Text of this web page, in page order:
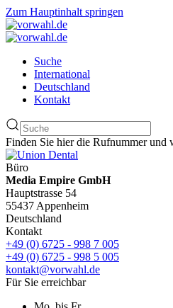
Zum Hauptinhalt springen
Suche
International
Deutschland
Kontakt
Finden Sie hier die Rufnummer und
Büro
Media Empire GmbH
Hauptstrasse 54
55437 Appenheim
Deutschland
Kontakt
+49 (0) 6725 - 998 7 005
+49 (0) 6725 - 998 5 005
kontakt@vorwahl.de
Für Sie erreichbar